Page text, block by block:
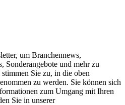
um Branchennews,
Sonderangebote und mehr zu
Sie zu, in die oben
zu werden. Sie können sich
zum Umgang mit Ihren
Sie in unserer